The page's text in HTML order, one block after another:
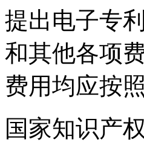
提出电子专
和其他各项
费用均应按
国家知识产